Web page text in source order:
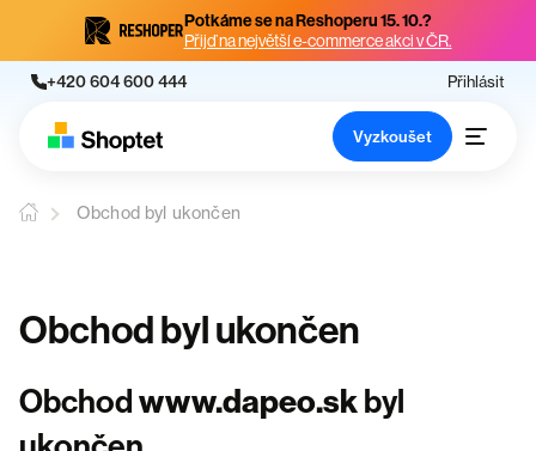
Potkáme se na Reshoperu 15. 10.?
Přijď na největší e-commerce akci v ČR.
+420 604 600 444 Přihlásit
Vyzkoušet
Obchod byl ukončen
Obchod byl ukončen
Obchodwww.dapeo.skbyl